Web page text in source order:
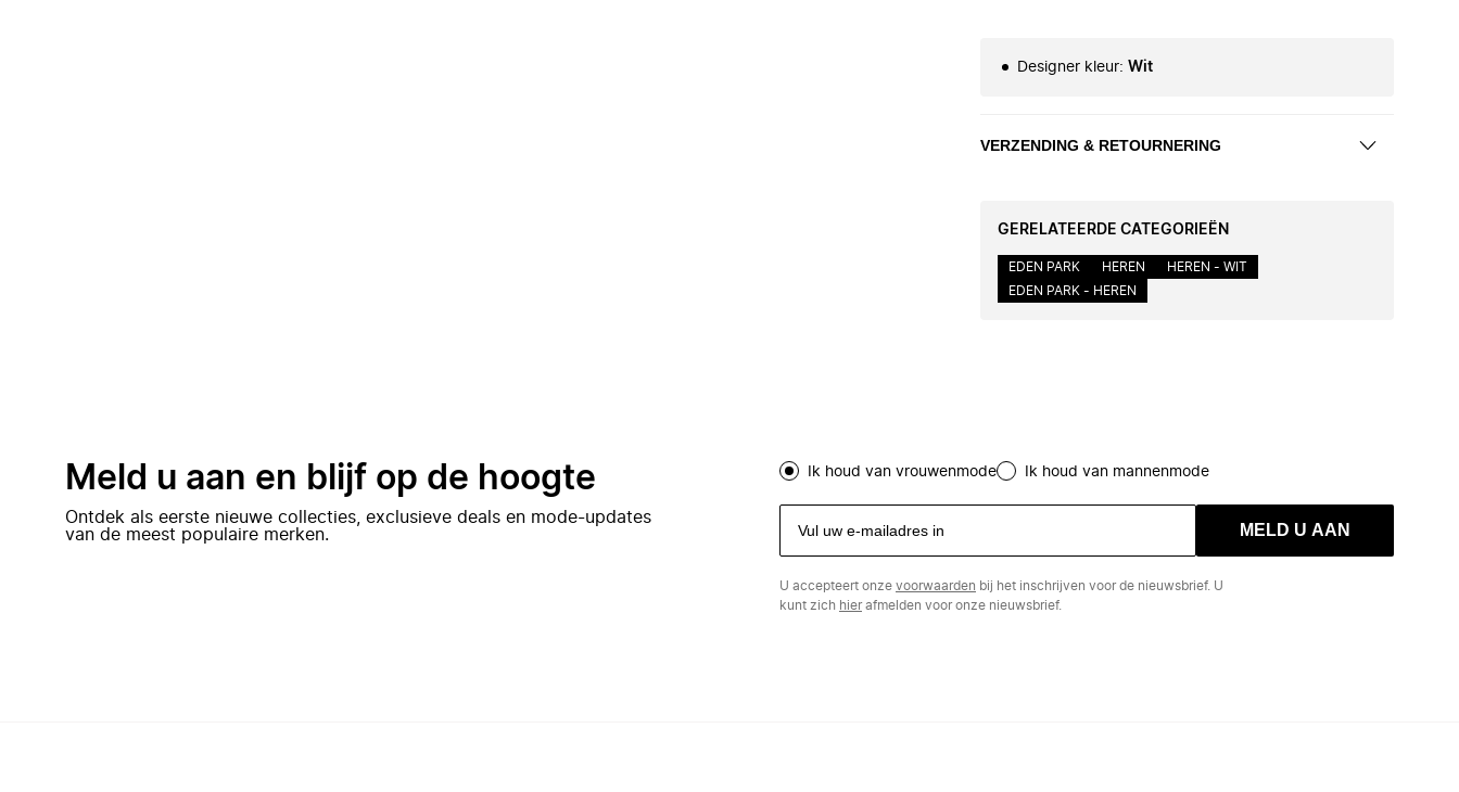
Designer kleur: Wit
VERZENDING & RETOURNERING
GERELATEERDE CATEGORIEËN
EDEN PARK HEREN
HEREN - WIT
EDEN PARK - HEREN
Meld u aan en blijf op de hoogte
Ontdek als eerste nieuwe collecties, exclusieve deals en mode-updates
van de meest populaire merken.
Ik houd van vrouwenmode Ik houd van mannenmode
MELD U AAN
U accepteert onze voorwaarden bij het inschrijven voor de nieuwsbrief. U
kunt zich hierafmelden voor onze nieuwsbrief.